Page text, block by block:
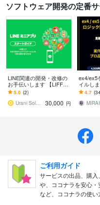
ソフトウェア開発の定番
LINE関連の開発・改修の
お手伝いします 【LIFFア
プリ・LINEミニアプリ・
リッチメニュー】
5.0 (2)
Urani Solutions株式会社
30,000 円
ex4/ex5
イルし
析・コ
まで対応
4.7
ご利用ガイド
サービスの出品、購
や、ココナラを安心
など、ココナラの使い